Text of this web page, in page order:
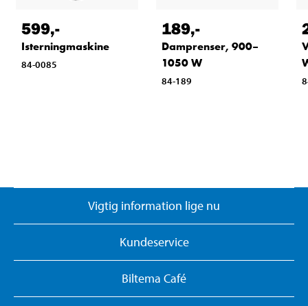
599,-
Isterningmaskine
84-0085
189,-
Damprenser, 900–
1050 W
84-189
Vigtig information lige nu
Kundeservice
Biltema Café